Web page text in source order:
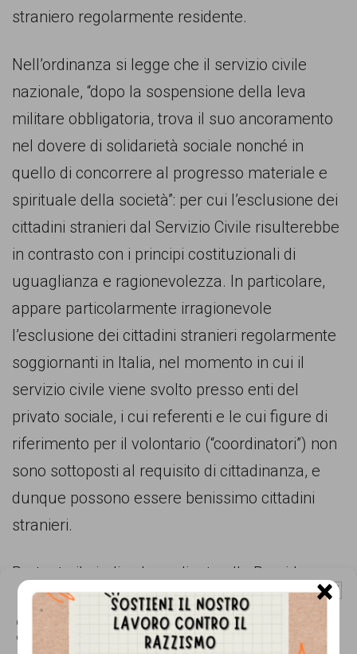
Gestisci Consenso Cookie
Questo sito fa uso di cookie, anche di terze parti, ma non utilizza alcun cookie
di profilazione.
movimenti
che
battono
opportunità
dei
cittadinanza
per
straniero regolarmente residente.
Nell’ordinanza si legge che il servizio civile
nazionale, “dopo la sospensione della leva
militare obbligatoria, trova il suo ancoramento
nel dovere di solidarietà sociale nonché in
quello di concorrere al progresso materiale e
spirituale della società”: per cui l’esclusione dei
cittadini stranieri dal Servizio Civile risulterebbe
in contrasto con i principi costituzionali di
uguaglianza e ragionevolezza. In particolare,
appare particolarmente irragionevole
l’esclusione dei cittadini stranieri regolarmente
soggiornanti in Italia, nel momento in cui il
servizio civile viene svolto presso enti del
privato sociale, i cui referenti e le cui figure di
riferimento per il volontario (“coordinatori”) non
sono sottoposti al requisito di cittadinanza, e
dunque possono essere benissimo cittadini
stranieri.
Pertanto il giudice ha ordinato alla Presidenza
del Consiglio dei Ministri – Ufficio Nazionale
per il Servizio Civile di sospendere le procedure
×